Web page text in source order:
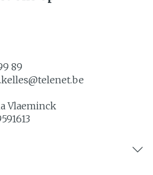
89
telenet.be
Vlaeminck